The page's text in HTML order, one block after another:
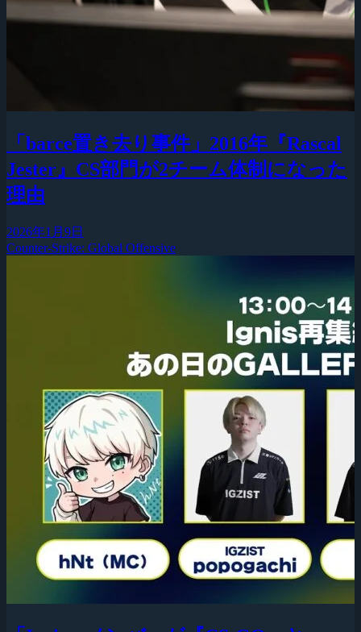
「barce置き去り事件」2016年『Rascal
Jester』CS部門が2チーム体制になった
理由
2026年1月9日
Counter-Strike: Global Offensive